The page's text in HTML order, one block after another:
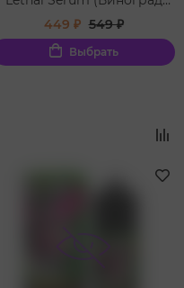
гранат/Grape Pomegranate)
449 ₽ 549 ₽
Выбрать